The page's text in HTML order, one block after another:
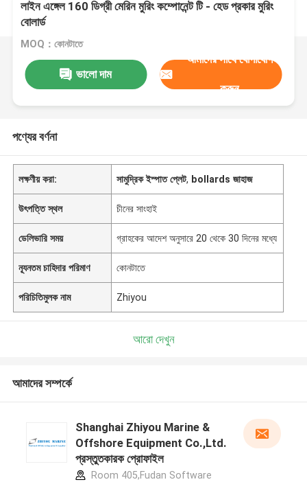
লাইন এঙ্গেল 160 ডিগ্রী মেরিন মুরিং কম্পোনেন্ট টি - হেড প্রকার মুরিং
বোলার্ড
MOQ：কোনটাতে
ভালো দাম
আমাদের সাথে যোগাযোগ
করুন
পণ্যের বর্ণনা
লক্ষণীয় করা: সামুদ্রিক ইস্পাত প্লেট, bollards জাহাজ
উৎপত্তি স্থল চীনের সাংহাই
ডেলিভারি সময় গ্রাহকের আদেশ অনুসারে 20 থেকে 30 দিনের মধ্যে
ন্যূনতম চাহিদার পরিমাণ কোনটাতে
পরিচিতিমুলক নাম Zhiyou
আরো দেখুন
আমাদের সম্পর্কে
Shanghai Zhiyou Marine &
Offshore Equipment Co.,Ltd.
প্রস্তুতকারক প্রোফাইল
Room 405,Fudan Software